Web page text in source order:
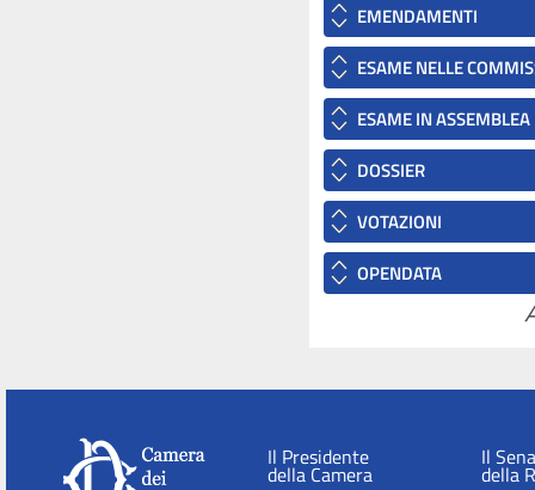
EMENDAMENTI
ESAME NELLE
ESAME IN ASSEMBLEA
DOSSIER
VOTAZIONI
OPENDATA
Il Presidente
della Camera
Il
della